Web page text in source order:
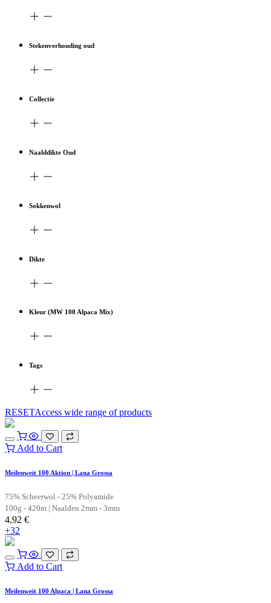
Stekenverhouding oud
Collectie
Naalddikte Oud
Sokkenwol
Dikte
Kleur (MW 100 Alpaca Mix)
Tags
RESETAccess wide range of products
Add to Cart
Meilenweit 100 Aktion | Lana Grossa
75% Scheerwol - 25% Polyamide
100g - 420m | Naalden 2mm - 3mm
4,92 €
+32
Add to Cart
Meilenweit 100 Alpaca | Lana Grossa